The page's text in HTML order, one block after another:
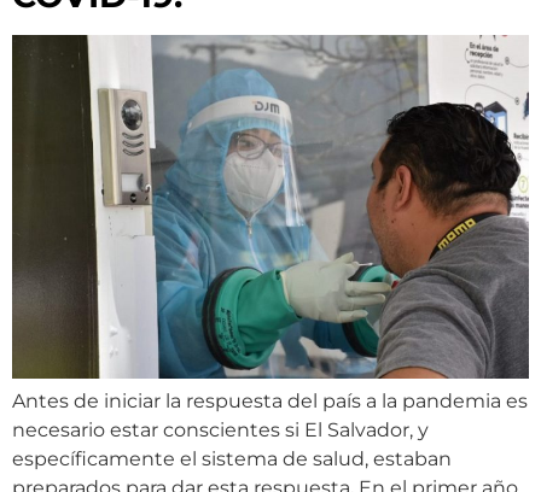
Antes de iniciar la respuesta del país a la pandemia es
necesario estar conscientes si El Salvador, y
específicamente el sistema de salud, estaban